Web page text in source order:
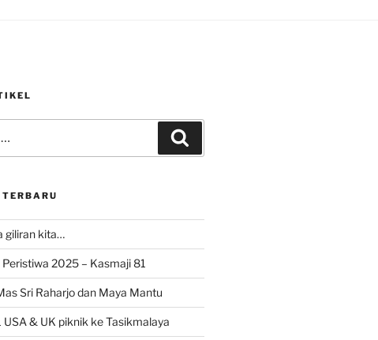
giliran kita…
Peristiwa 2025 – Kasmaji 81
Sri Raharjo dan Maya Mantu
USA & UK piknik ke Tasikmalaya